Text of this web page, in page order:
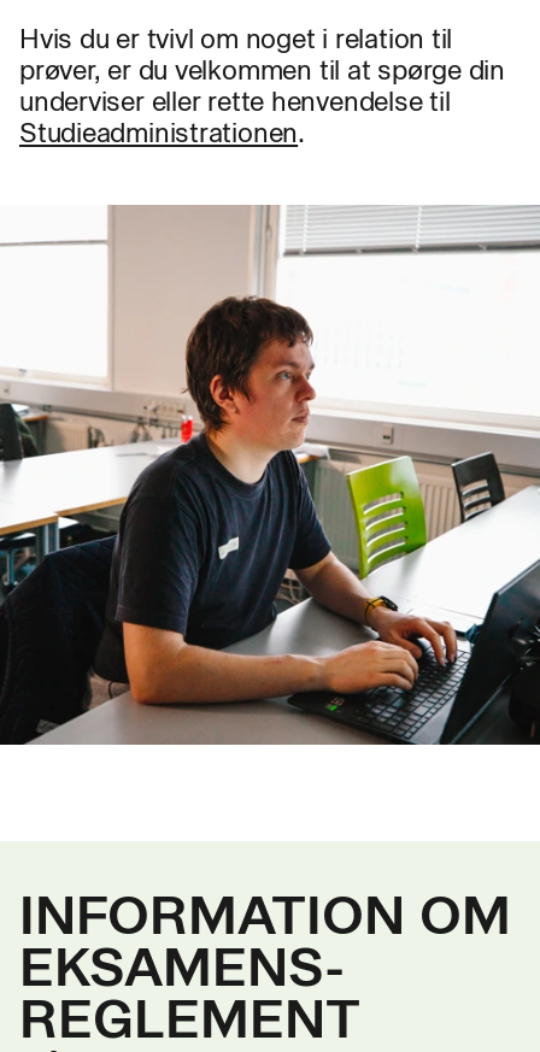
Hvis du er tvivl om noget i relation til
prøver, er du velkommen til at spørge din
underviser eller rette henvendelse til
Studieadministrationen.
INFORMATION OM
EKSAMENS­
REGLEMENT